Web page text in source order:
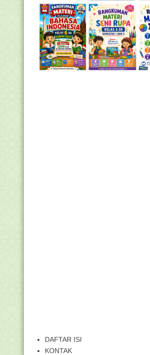
DAFTAR ISI
KONTAK